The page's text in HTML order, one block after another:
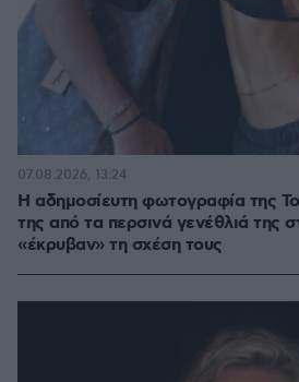
Η αδημοσίευτη φωτογραφία της
της από τα περσινά γενέθλιά της
«έκρυβαν» τη σχέση τους
07.08.2026, 13:24